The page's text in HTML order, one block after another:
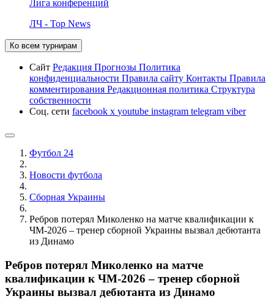
Лига конференций
ЛЧ - Top News
Ко всем турнирам
Сайт Редакция Прогнозы Политика
конфиденциальности Правила сайту Контакты Правила
комментирования Редакционная политика Структура
собственности
Соц. сети facebook x youtube instagram telegram viber
Футбол 24
Новости футбола
Сборная Украины
Ребров потерял Миколенко на матче квалификации к
ЧМ-2026 – тренер сборной Украины вызвал дебютанта
из Динамо
Ребров потерял Миколенко на матче
квалификации к ЧМ-2026 – тренер сборной
Украины вызвал дебютанта из Динамо